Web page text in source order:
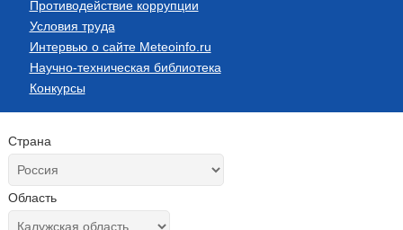
Противодействие коррупции
Условия труда
Интервью о сайте Meteoinfo.ru
Научно-техническая библиотека
Конкурсы
Страна
Область